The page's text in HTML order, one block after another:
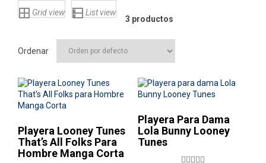
Grid view List view
3 productos
Ordenar
¡Oferta!
Playera Looney Tunes
That’s All Folks Para
Hombre Manga Corta
Playera Para Dama
Lola Bunny Looney
Tunes